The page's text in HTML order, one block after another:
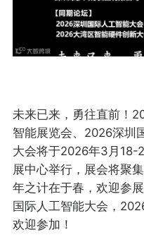
未来已来，勇往直前！
智能展览会、2026深圳
大会将于2026年3月18-
展中心举行，展会将聚
年之计在于春，欢迎参
国际人工智能大会，
欢迎参加！